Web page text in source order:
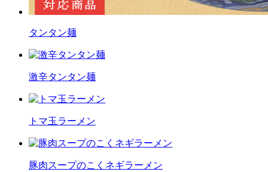
タンタン麺
激辛タンタン麺
トマ玉ラーメン
豚肉スープのこくネギラーメン